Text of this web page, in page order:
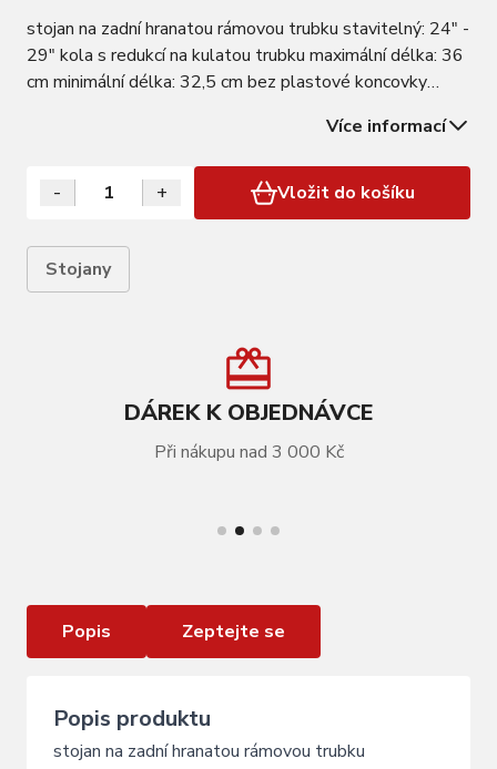
stojan na zadní hranatou rámovou trubku stavitelný: 24" -
29" kola s redukcí na kulatou trubku maximální délka: 36
cm minimální délka: 32,5 cm bez plastové koncovky
Více informací
- + Vložit do košíku
Stojany
DÁREK K OBJEDNÁVCE
Při nákupu nad 3 000 Kč
stojánek FORCE BAL 24-29" Al zadní+redukce,
Popis Zeptejte se
Popis produktu
stojan na zadní hranatou rámovou trubku